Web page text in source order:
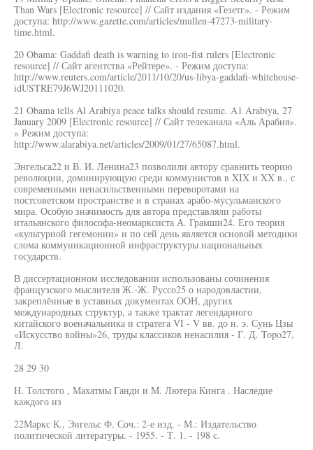
Than Wars [Electronic resource] // Сайт издания «Гезетг». - Режим
доступа: http://www.gazette.com/articles/mullen-47273-military-
time.html.
20 Obama: Gaddafi death is warning to iron-fist rulers [Electronic
resource] // Сайт агентства «Рейтере». - Режим доступа:
http://www.reuters.com/article/2011/10/20/us-libya-gaddafi-whitehouse-
idUSTRE79J6WJ20111020.
21 Obama tells Al Arabiya peace talks should resume. A1 Arabiya, 27
January 2009 [Electronic resource] // Сайт телеканала «Аль Арабия».
» Режим доступа:
http://www.alarabiya.net/articles/2009/01/27/65087.html.
Энгельса22 и В. И. Ленина23 позволили автору сравнить теорию
революции, доминирующую среди коммунистов в XIX и XX в., с
современными ненасильственными переворотами на
постсоветском пространстве и в странах арабо-мусульманского
мира. Особую значимость для автора представляли работы
итальянского философа-неомарксиста А. Грамши24. Его теория
«культурной гегемонии» и по сей день является основой методики
слома коммуникационной инфраструктуры национальных
государств.
В диссертационном исследовании использованы сочинения
французского мыслителя Ж.-Ж. Руссо25 о народовластии,
закреплённые в уставных документах ООН, других
международных структур, а также трактат легендарного
китайского военачальника и стратега VI - V вв. до н. э. Сунь Цзы
«Искусство войны»26, труды классиков ненасилия - Г. Д. Topo27,
Л.
28 29 30
Н. Толстого , Махатмы Ганди и М. Лютера Кинга . Наследие
каждого из
22Маркс К., Энгельс Ф. Соч.: 2-е изд. - М.: Издательство
политической литературы. - 1955. - Т. 1. - 198 с.